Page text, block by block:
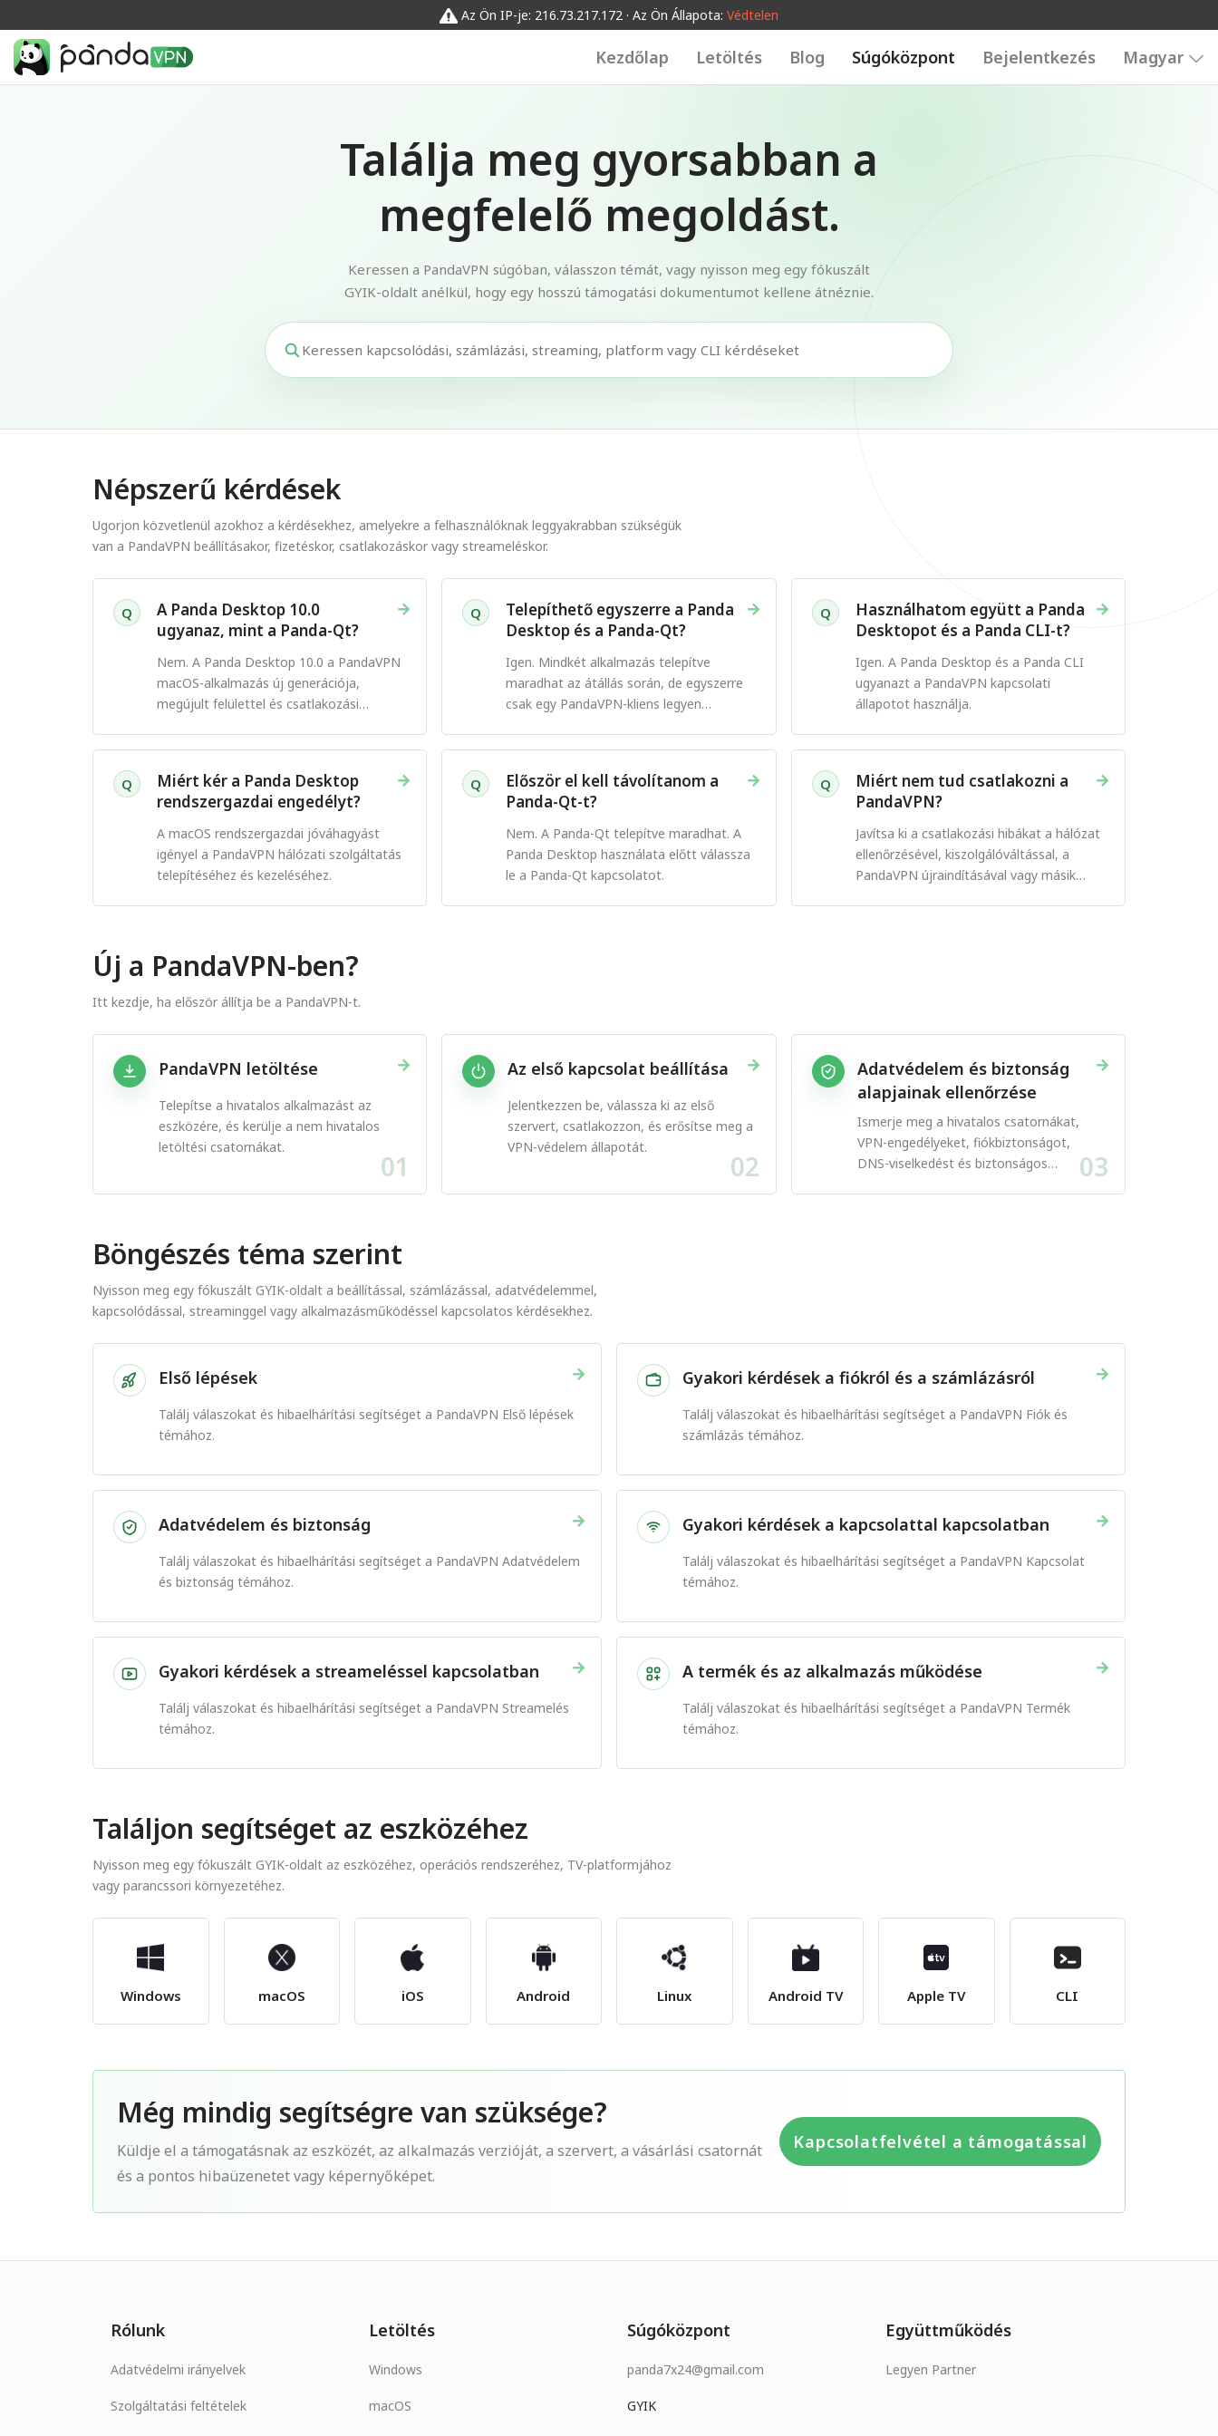
Az Ön IP-je: 216.73.217.172 · Az Ön Állapota: Védtelen
Kezdőlap Letöltés Blog Súgóközpont Bejelentkezés Magyar
Találja meg gyorsabban a
megfelelő megoldást.
Keressen a PandaVPN súgóban, válasszon témát, vagy nyisson meg egy fókuszált
GYIK-oldalt anélkül, hogy egy hosszú támogatási dokumentumot kellene átnéznie.
Népszerű kérdések
Ugorjon közvetlenül azokhoz a kérdésekhez, amelyekre a felhasználóknak leggyakrabban szükségük
van a PandaVPN beállításakor, fizetéskor, csatlakozáskor vagy streameléskor.
Q →
A Panda Desktop 10.0
ugyanaz, mint a Panda-Qt?
Nem. A Panda Desktop 10.0 a PandaVPN
macOS-alkalmazás új generációja,
megújult felülettel és csatlakozási
Q →
Telepíthető egyszerre a Panda
Desktop és a Panda-Qt?
Igen. Mindkét alkalmazás telepítve
maradhat az átállás során, de egyszerre
csak egy PandaVPN-kliens legyen
Q →
Használhatom együtt a Panda
Desktopot és a Panda CLI-t?
Igen. A Panda Desktop és a Panda CLI
ugyanazt a PandaVPN kapcsolati
állapotot használja.
Q →
Miért kér a Panda Desktop
rendszergazdai engedélyt?
A macOS rendszergazdai jóváhagyást
igényel a PandaVPN hálózati szolgáltatás
telepítéséhez és kezeléséhez.
Q →
Először el kell távolítanom a
Panda-Qt-t?
Nem. A Panda-Qt telepítve maradhat. A
Panda Desktop használata előtt válassza
le a Panda-Qt kapcsolatot.
Q →
Miért nem tud csatlakozni a
PandaVPN?
Javítsa ki a csatlakozási hibákat a hálózat
ellenőrzésével, kiszolgálóváltással, a
PandaVPN újraindításával vagy másik
Új a PandaVPN-ben?
Itt kezdje, ha először állítja be a PandaVPN-t.
→
PandaVPN letöltése
Telepítse a hivatalos alkalmazást az
eszközére, és kerülje a nem hivatalos
letöltési csatornákat.
01
→
Az első kapcsolat beállítása
Jelentkezzen be, válassza ki az első
szervert, csatlakozzon, és erősítse meg a
VPN-védelem állapotát.
02
→
Adatvédelem és biztonság
alapjainak ellenőrzése
Ismerje meg a hivatalos csatornákat,
VPN-engedélyeket, fiókbiztonságot,
DNS-viselkedést és biztonságos
03
Böngészés téma szerint
Nyisson meg egy fókuszált GYIK-oldalt a beállítással, számlázással, adatvédelemmel,
kapcsolódással, streaminggel vagy alkalmazásműködéssel kapcsolatos kérdésekhez.
→
Első lépések
Találj válaszokat és hibaelhárítási segítséget a PandaVPN Első lépések
témához.
→
Gyakori kérdések a fiókról és a számlázásról
Találj válaszokat és hibaelhárítási segítséget a PandaVPN Fiók és
számlázás témához.
→
Adatvédelem és biztonság
Találj válaszokat és hibaelhárítási segítséget a PandaVPN Adatvédelem
és biztonság témához.
→
Gyakori kérdések a kapcsolattal kapcsolatban
Találj válaszokat és hibaelhárítási segítséget a PandaVPN Kapcsolat
témához.
→
Gyakori kérdések a streameléssel kapcsolatban
Találj válaszokat és hibaelhárítási segítséget a PandaVPN Streamelés
témához.
→
A termék és az alkalmazás működése
Találj válaszokat és hibaelhárítási segítséget a PandaVPN Termék
témához.
Találjon segítséget az eszközéhez
Nyisson meg egy fókuszált GYIK-oldalt az eszközéhez, operációs rendszeréhez, TV-platformjához
vagy parancssori környezetéhez.
Windows macOS iOS Android Linux Android TV Apple TV CLI
Még mindig segítségre van szüksége?
Küldje el a támogatásnak az eszközét, az alkalmazás verzióját, a szervert, a vásárlási csatornát
és a pontos hibaüzenetet vagy képernyőképet.
Kapcsolatfelvétel a támogatással
Rólunk
Adatvédelmi irányelvek
Szolgáltatási feltételek
Letöltés
Windows
macOS
Súgóközpont
panda7x24@gmail.com
GYIK
Együttműködés
Legyen Partner